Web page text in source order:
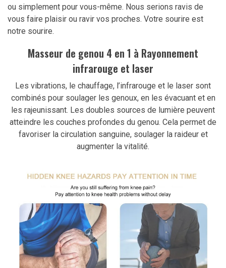
ou simplement pour vous-même. Nous serions ravis de
vous faire plaisir ou ravir vos proches. Votre sourire est
notre sourire.
Masseur de genou 4 en 1 à Rayonnement
infrarouge et laser
Les vibrations, le chauffage, l’infrarouge et le laser sont
combinés pour soulager les genoux, en les évacuant et en
les rajeunissant. Les doubles sources de lumière peuvent
atteindre les couches profondes du genou. Cela permet de
favoriser la circulation sanguine, soulager la raideur et
augmenter la vitalité.